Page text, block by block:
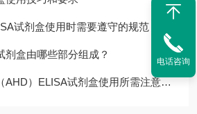
试剂盒使用时需要遵守的规范
剂盒由哪些部分组成？
）ELISA试剂盒使用所需注意的事项
电话咨询